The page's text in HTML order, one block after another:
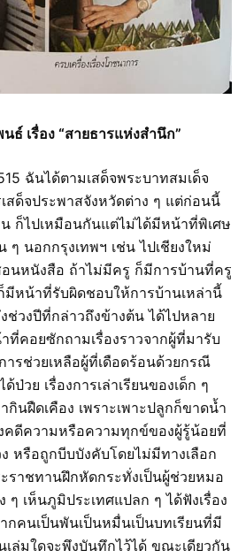
ธ์ เรื่อง “สายธารแห่งสำนึก​”
ฉันได้ตามเสด็จพระบาทสมเด็จ
สด็จประพาสจังหวัดต่าง ๆ แต่ก่อนนี้
น ก็ไปเหมือนกันแต่ไม่ได้มีหน้าที่พิเศษ
ๆ นอกกรุงเทพฯ เช่น ไปเชียงใหม่
นหนังสือ ถ้าไม่มีครู ก็มีการบ้านที่ครู
หน้าที่รับผิดชอบให้การบ้านเหล่านี้
งช่วงปีที่กล่าวถึงข้างต้น ได้ไปหลาย
คอยซักถามเรื่องราวจากผู้ที่มารับ
ารช่วยเหลือผู้ที่เดือดร้อนด้วยกรณี
ด้ป่วย เรื่องการเล่าเรียนของเด็ก ๆ
นฝืดเคือง เพราะเพาะปลูกก็ขาดน้ำ
คดีความหรือความทุกข์ของผู้รู้น้อยที่
หรือถูกบีบบังคับโดยไม่มีทางเลือก
ราชทานฝึกหัดกระทั่งเป็นผู้ช่วยหมอ
ๆ เห็นภูมิประเทศแปลก ๆ ได้ฟังเรื่อง
กคนเป็นพันเป็นหมื่นเป็นบทเรียนที่มี
เล่มใดจะพึงบันทึกไว้ได้ ขณะเดียวกัน